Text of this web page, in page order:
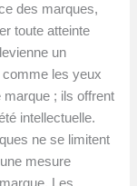
des marques,
toute atteinte
un
les yeux
marque ; ils offrent
intellectuelle.
ne se limitent
mesure